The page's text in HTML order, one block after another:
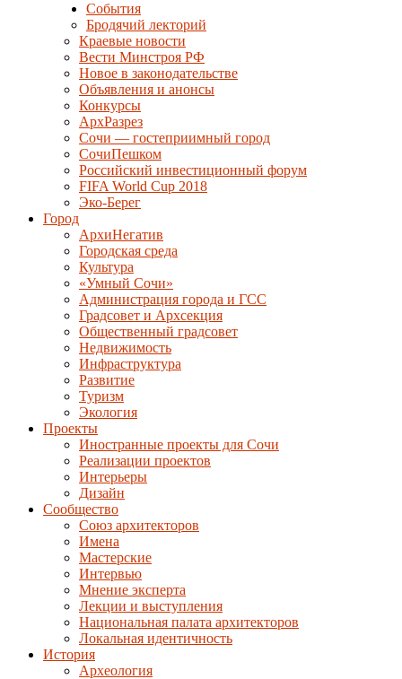
События
Бродячий лекторий
Краевые новости
Вести Минстроя РФ
Новое в законодательстве
Объявления и анонсы
Конкурсы
АрхРазрез
Сочи — гостеприимный город
СочиПешком
Российский инвестиционный форум
FIFA World Cup 2018
Эко-Берег
Город
АрхиНегатив
Городская среда
Культура
«Умный Сочи»
Администрация города и ГСС
Градсовет и Архсекция
Общественный градсовет
Недвижимость
Инфраструктура
Развитие
Туризм
Экология
Проекты
Иностранные проекты для Сочи
Реализации проектов
Интерьеры
Дизайн
Сообщество
Союз архитекторов
Имена
Мастерские
Интервью
Мнение эксперта
Лекции и выступления
Национальная палата архитекторов
Локальная идентичность
История
Археология